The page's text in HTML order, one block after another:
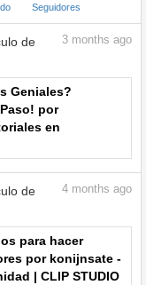
Seguidores
de
3 months ago
Geniales?
por
en
TIPS
de
4 months ago
para hacer
por konijnsate -
| CLIP STUDIO